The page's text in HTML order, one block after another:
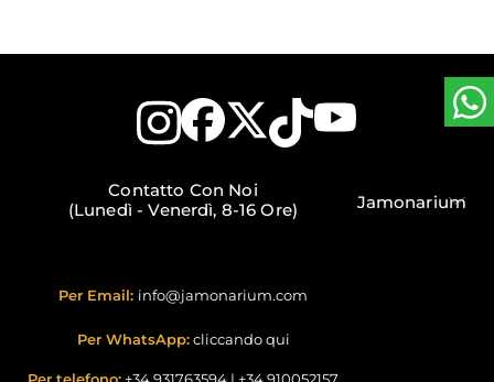
Contatto Con Noi
(Lunedì - Venerdì, 8-16 Ore)
Per Email: info@jamonarium.com
Per WhatsApp: cliccando qui
Jamonarium